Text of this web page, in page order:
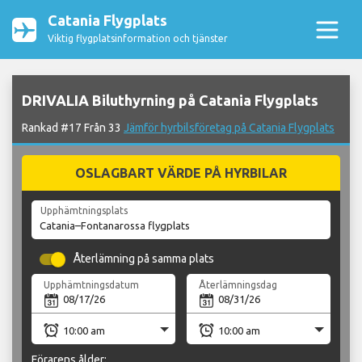
Catania Flygplats
Viktig flygplatsinformation och tjänster
DRIVALIA Biluthyrning på Catania Flygplats
Rankad #17 Från 33 Jämför hyrbilsföretag på Catania Flygplats
OSLAGBART VÄRDE PÅ HYRBILAR
Upphämtningsplats
Återlämning på samma plats
Upphämtningsdatum Återlämningsdag